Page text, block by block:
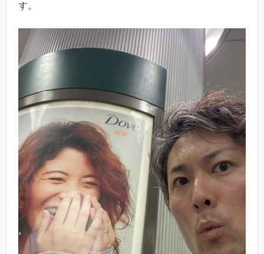
す。